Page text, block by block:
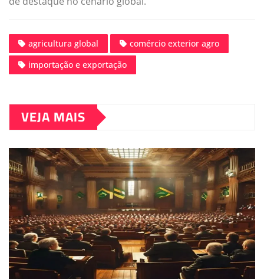
agricultura global
comércio exterior agro
importação e exportação
VEJA MAIS